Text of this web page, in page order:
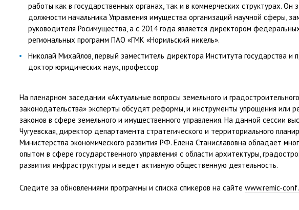
работы как в государственных органах, так и в коммерческих структурах. Он
должности начальника Управления имущества организаций научной сферы,
руководителя Росимущества, а с 2014 года является директором
региональных программ ПАО «ГМК «Норильский никель».
Николай Михайлов, первый заместитель директора Института государства и
доктор юридических наук, профессор
На пленарном заседании «Актуальные вопросы земельного и градостроительного
законодательства» эксперты обсудят реформы, и инструменты упрощения или
законов в сфере земельного и имущественного управления. На данной сессии
Чугуевская, директор департамента стратегического и территориального
Министерства экономического развития РФ. Елена Станиславовна обладает
опытом в сфере государственного управления с области архитектуры,
развития инфраструктуры и ведет активную общественную деятельность.
Следите за обновлениями программы и списка спикеров на сайте www.remic-